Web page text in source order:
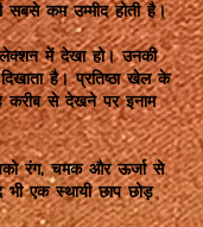
कम उम्मीद होती है।
में देखा हो। उनकी
है। प्रतिष्ठा खेल के
करीब से देखने पर इनाम
रंग, चमक और ऊर्जा से
एक स्थायी छाप छोड़